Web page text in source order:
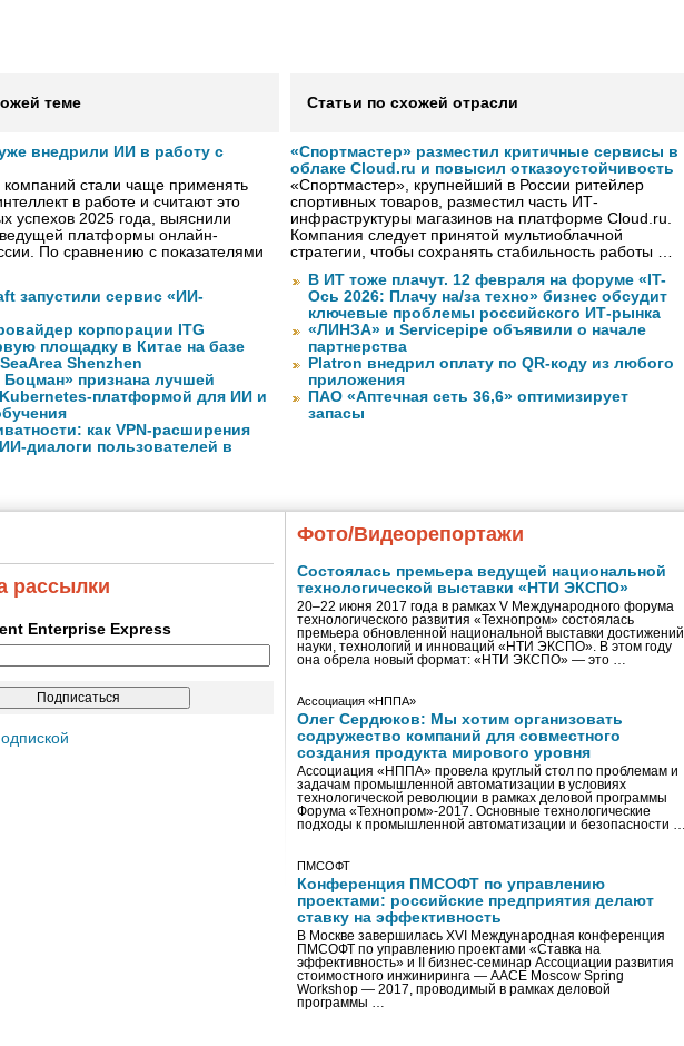
теме
внедрили ИИ в работу с
компаний стали чаще применять
в работе и считают это
успехов 2025 года, выяснили
платформы онлайн-
По сравнению с показателями
запустили сервис «ИИ-
корпорации ITG
площадку в Китае на базе
Shenzhen
признана лучшей
платформой для ИИ и
как VPN-расширения
диалоги пользователей в
Статьи по схожей отрасли
«Спортмастер» разместил критичные сервисы в
облаке Cloud.ru и повысил отказоустойчивость
«Спортмастер», крупнейший в России ритейлер
спортивных товаров, разместил часть ИТ-
инфраструктуры магазинов на платформе Cloud.ru.
Компания следует принятой мультиоблачной
стратегии, чтобы сохранять стабильность работы …
В ИТ тоже плачут. 12 февраля на форуме «IT-
Ось 2026: Плачу на/за техно» бизнес обсудит
ключевые проблемы российского ИТ-рынка
«ЛИНЗА» и Servicepipe объявили о начале
партнерства
Platron внедрил оплату по QR-коду из любого
приложения
ПАО «Аптечная сеть 36,6» оптимизирует
запасы
рассылки
Enterprise Express
Фото/Видеорепортажи
Состоялась премьера ведущей национальной
технологической выставки «НТИ ЭКСПО»
20–22 июня 2017 года в рамках V Международного форума
технологического развития «Технопром» состоялась
премьера обновленной национальной выставки достижений
науки, технологий и инноваций «НТИ ЭКСПО». В этом году
она обрела новый формат: «НТИ ЭКСПО» — это …
Ассоциация «НППА»
Олег Сердюков: Мы хотим организовать
содружество компаний для совместного
создания продукта мирового уровня
Ассоциация «НППА» провела круглый стол по проблемам и
задачам промышленной автоматизации в условиях
технологической революции в рамках деловой программы
Форума «Технопром»-2017. Основные технологические
подходы к промышленной автоматизации и безопасности …
ПМСОФТ
Конференция ПМСОФТ по управлению
проектами: российские предприятия делают
ставку на эффективность
В Москве завершилась XVI Международная конференция
ПМСОФТ по управлению проектами «Ставка на
эффективность» и II бизнес-семинар Ассоциации развития
стоимостного инжиниринга — AACE Moscow Spring
Workshop — 2017, проводимый в рамках деловой
программы …